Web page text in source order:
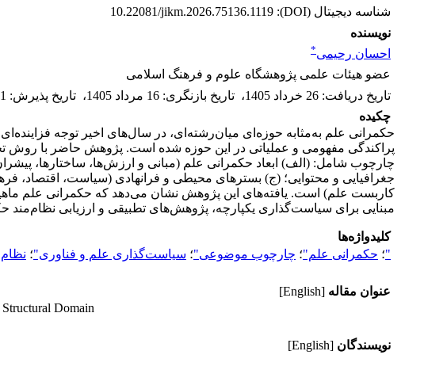
شناسه دیجیتال (DOI):
10.22081/jikm.2026.75136.1119
نویسنده
احسان رحیمی*
عضو هیئات علمی پژوهشگاه علوم و فرهنگ اسلامی
تاریخ دریافت: 26 خرداد 1405 ، تاریخ بازنگری: 16 مرداد 1405 ، تاریخ پذیرش:
31
چکیده
حکمرانی علم به‌مثابه حوزه‌ای میان‌رشته‌ای، در سال‌های اخیر توجه
پراکندگی مفهومی و عملیاتی در این حوزه شده است. پژوهش حاضر با روش
چارچوب شامل: (الف) ابعاد حکمرانی علم (مبانی و ارزش‌ها، ساختارها،
جغرافیایی و محتوایی؛ (ج) بسترهای محیطی و فرانهادی (سیاست، اقتصاد،
کاربست علم) است. یافته‌های این پژوهش نشان می‌دهد که حکمرانی علم
مبنایی برای سیاست‌گذاری یکپارچه، پژوهش‌های تطبیقی و ارزیابی نظام‌مند
کلیدواژه‌ها
"؛ حکمرانی علم"؛ چارچوب موضوعی"؛ سیاست‌گذاری علم و فناوری"؛
عنوان مقاله [English]
Domain
نویسندگان [English]